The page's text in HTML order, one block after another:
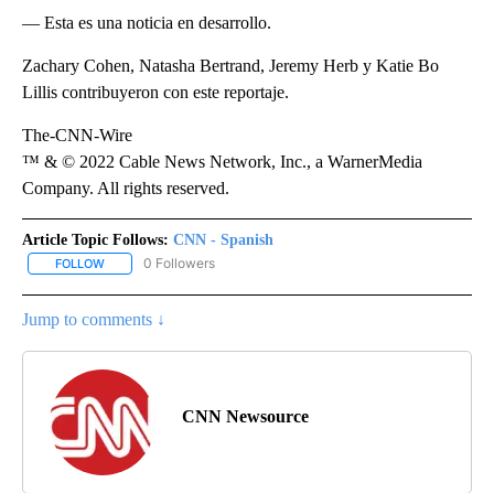
— Esta es una noticia en desarrollo.
Zachary Cohen, Natasha Bertrand, Jeremy Herb y Katie Bo
Lillis contribuyeron con este reportaje.
The-CNN-Wire
™ & © 2022 Cable News Network, Inc., a WarnerMedia
Company. All rights reserved.
Article Topic Follows: CNN - Spanish
FOLLOW FOLLOW "CNN - SPANISH" TO RECEIVE NOTIFICATIONS ABOUT
0 Followers
Jump to comments ↓
CNN Newsource